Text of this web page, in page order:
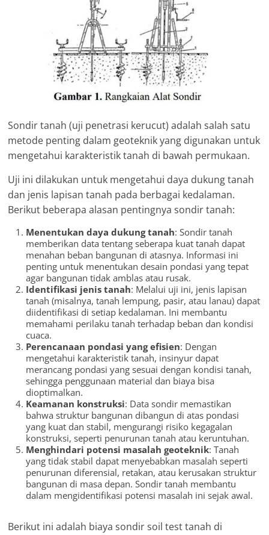
Sondir tanah (uji penetrasi kerucut) adalah salah satu
metode penting dalam geoteknik yang digunakan untuk
mengetahui karakteristik tanah di bawah permukaan.
Uji ini dilakukan untuk mengetahui daya dukung tanah
dan jenis lapisan tanah pada berbagai kedalaman.
Berikut beberapa alasan pentingnya sondir tanah:
Menentukan daya dukung tanah: Sondir tanah
memberikan data tentang seberapa kuat tanah dapat
menahan beban bangunan di atasnya. Informasi ini
penting untuk menentukan desain pondasi yang tepat
agar bangunan tidak amblas atau rusak.
Identifikasi jenis tanah: Melalui uji ini, jenis lapisan
tanah (misalnya, tanah lempung, pasir, atau lanau) dapat
diidentifikasi di setiap kedalaman. Ini membantu
memahami perilaku tanah terhadap beban dan kondisi
cuaca.
Perencanaan pondasi yang efisien: Dengan
mengetahui karakteristik tanah, insinyur dapat
merancang pondasi yang sesuai dengan kondisi tanah,
sehingga penggunaan material dan biaya bisa
dioptimalkan.
Keamanan konstruksi: Data sondir memastikan
bahwa struktur bangunan dibangun di atas pondasi
yang kuat dan stabil, mengurangi risiko kegagalan
konstruksi, seperti penurunan tanah atau keruntuhan.
Menghindari potensi masalah geoteknik: Tanah
yang tidak stabil dapat menyebabkan masalah seperti
penurunan diferensial, retakan, atau kerusakan struktur
bangunan di masa depan. Sondir tanah membantu
dalam mengidentifikasi potensi masalah ini sejak awal.
Berikut ini adalah biaya sondir soil test tanah di